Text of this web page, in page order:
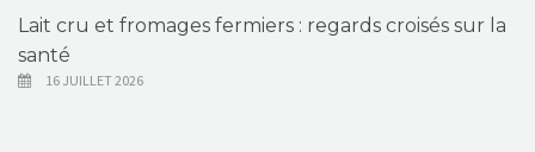
Lait cru et fromages fermiers : regards croisés sur la
santé
16 JUILLET 2026